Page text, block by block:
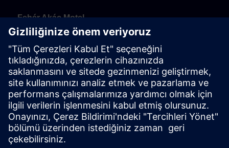
Fehér Akác Motel
Fehérvári út
9099 Pér
Tel.:+36 30 937 0817
Weboldal >
Érkezés és parkolás